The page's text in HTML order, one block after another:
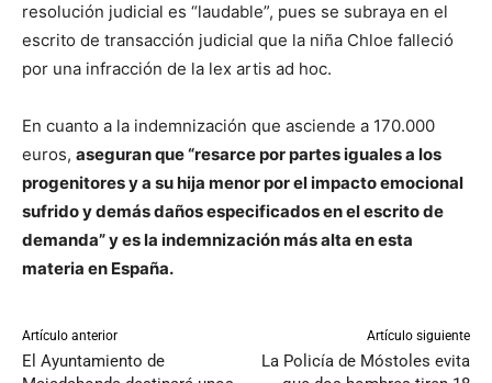
resolución judicial es “laudable”, pues se subraya en el
escrito de transacción judicial que la niña Chloe falleció
por una infracción de la lex artis ad hoc.
En cuanto a la indemnización que asciende a 170.000
euros, aseguran que “resarce por partes iguales a los
progenitores y a su hija menor por el impacto emocional
sufrido y demás daños especificados en el escrito de
demanda” y es la indemnización más alta en esta
materia en España.
Artículo anterior
El Ayuntamiento de
Artículo siguiente
La Policía de Móstoles evita